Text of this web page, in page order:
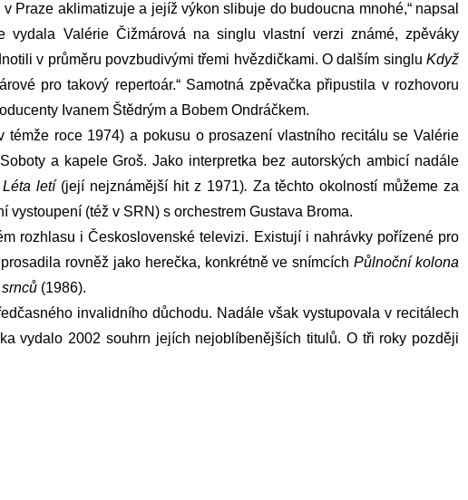
aklimatizuje a jejíž výkon slibuje do budoucna mnohé,“ napsal
Valérie Čižmárová na singlu vlastní verzi známé, zpěváky
v průměru povzbudivými třemi hvězdičkami. O dalším singluKdyž
pro takový repertoár.“ Samotná zpěvačka připustila v rozhovoru
Ivanem Štědrým a Bobem Ondráčkem.
roce 1974) a pokusu o prosazení vlastního recitálu se Valérie
a kapele Groš. Jako interpretka bez autorských ambicí nadále
Léta letí (její nejznámější hit z 1971). Za těchto okolností můžeme za
(též v SRN) s orchestrem Gustava Broma.
rozhlasu i Československé televizi. Existují i nahrávky pořízené pro
rovněž jako herečka, konkrétně ve snímcíchPůlnoční kolona
(1986).
invalidního důchodu. Nadále však vystupovala v recitálech
vydalo 2002 souhrn jejích nejoblíbenějších titulů. O tři roky později